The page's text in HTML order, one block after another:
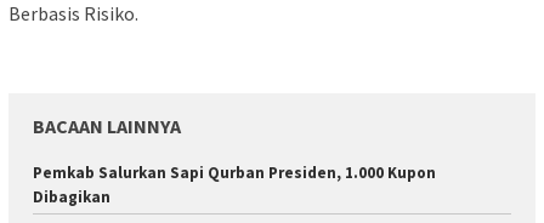
Berbasis Risiko.
BACAAN LAINNYA
Pemkab Salurkan Sapi Qurban Presiden, 1.000 Kupon
Dibagikan